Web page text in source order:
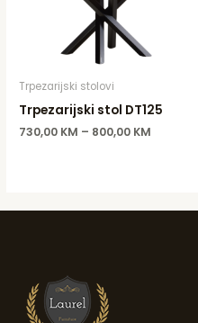
Trpezarijski stolovi
Trpezarijski stol DT125
730,00 KM – 800,00 KM